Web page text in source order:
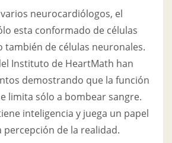
neurocardiólogos, el
esta conformado de células
también de células neuronales.
Instituto de HeartMath han
demostrando que la función
limita sólo a bombear sangre.
inteligencia y juega un papel
de la realidad.